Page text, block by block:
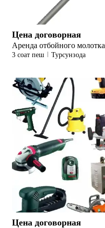
Цена договорная
Аренда отбойного молотка
3 соат пеш Турсунзода
Цена договорная